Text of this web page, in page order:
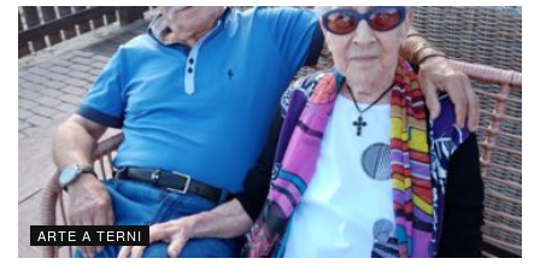
ARTE A TERNI